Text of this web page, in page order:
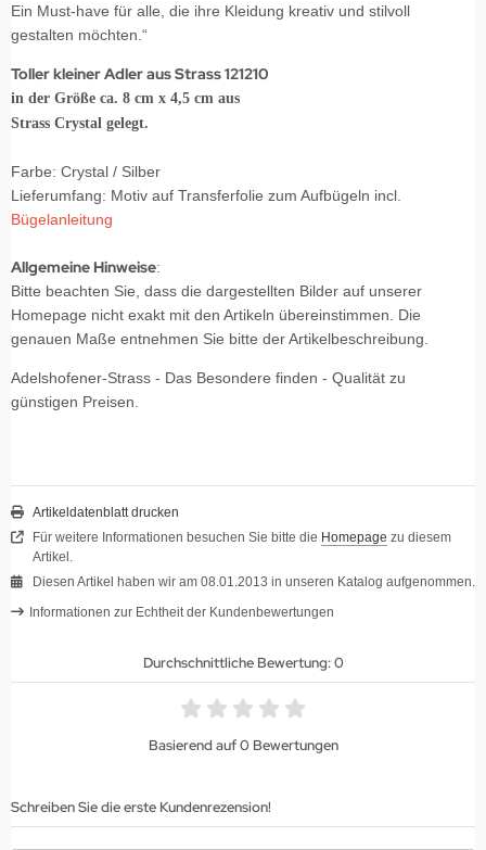
Ein Must-have für alle, die ihre Kleidung kreativ und stilvoll
gestalten möchten.“
Toller kleiner Adler aus Strass 121210
in der Größe ca. 8 cm x 4,5 cm aus
Strass Crystal gelegt.
Farbe: Crystal / Silber
Lieferumfang: Motiv auf Transferfolie zum Aufbügeln incl.
Bügelanleitung
Allgemeine Hinweise:
Bitte beachten Sie, dass die dargestellten Bilder auf unserer
Homepage nicht exakt mit den Artikeln übereinstimmen. Die
genauen Maße entnehmen Sie bitte der Artikelbeschreibung.
Adelshofener-Strass - Das Besondere finden - Qualität zu
günstigen Preisen.
Artikeldatenblatt drucken
Für weitere Informationen besuchen Sie bitte die Homepage zu diesem
Artikel.
Diesen Artikel haben wir am 08.01.2013 in unseren Katalog aufgenommen.
Informationen zur Echtheit der Kundenbewertungen
Durchschnittliche Bewertung: 0
Basierend auf 0 Bewertungen
Schreiben Sie die erste Kundenrezension!